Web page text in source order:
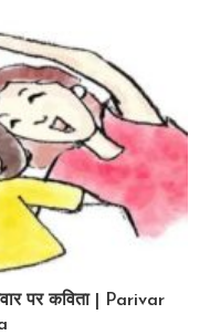
पर कविता | Parivar